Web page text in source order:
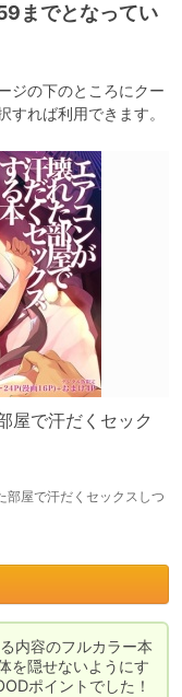
までとなってい
ジの下のところにクー
れば利用できます。
屋で汗だくセック
部屋で汗だくセックスしつ
内容のフルカラー本
を隠せないようにす
ポイントでした！